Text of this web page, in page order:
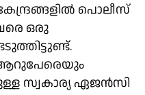
പൊലീസ്
ഒരു
ആറുപേരെയും
സ്വകാര്യ ഏജന്‍സി